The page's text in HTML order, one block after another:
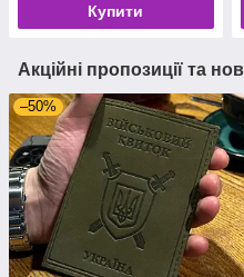
Купити
Акційні пропозиції та
–50%